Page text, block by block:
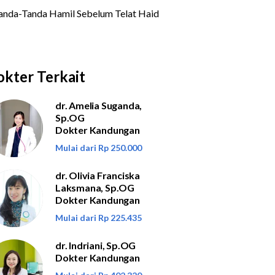
Terkait